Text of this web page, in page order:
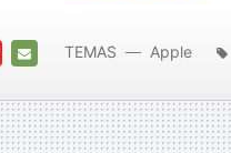
MAIL
TEMAS Apple